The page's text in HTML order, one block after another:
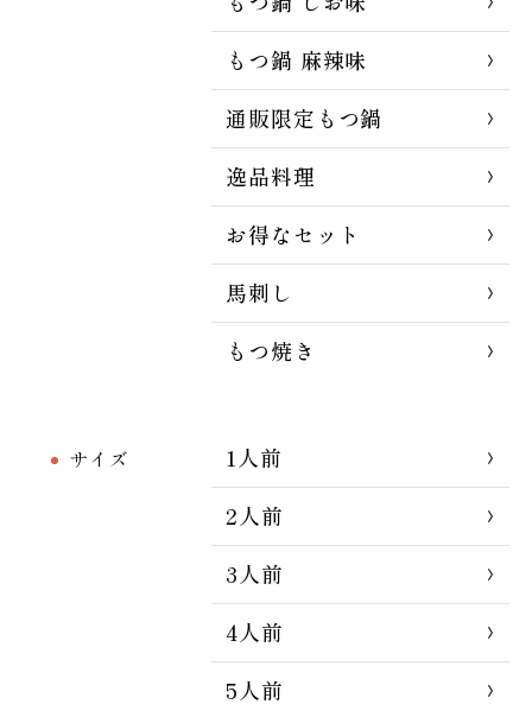
もつ鍋 麻辣味
通販限定もつ鍋
逸品料理
お得なセット
馬刺し
もつ焼き
サイズ
1人前
2人前
3人前
4人前
5人前